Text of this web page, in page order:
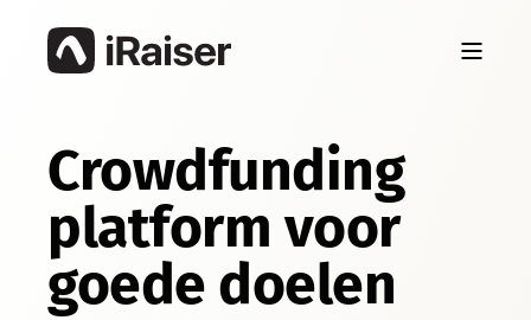
Crowdfunding
platform voor
goede doelen